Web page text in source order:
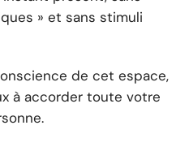
» et sans stimuli
de cet espace,
à accorder toute votre